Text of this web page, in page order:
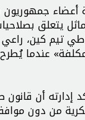
أعضاء
يتعلق
تيم كين،
عندما
مهلة 60 يومًا لشنّ